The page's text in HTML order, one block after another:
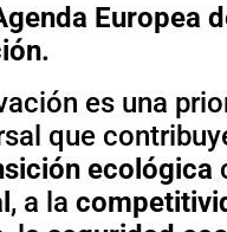
Europea
es una
que
ecológica
, a la